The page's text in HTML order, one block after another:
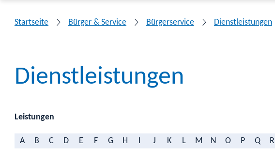
Startseite Bürger & Service Bürgerservice Dienstleistungen
Dienstleistungen
Leistungen
A B C D E F G H J K L M N O P Q R